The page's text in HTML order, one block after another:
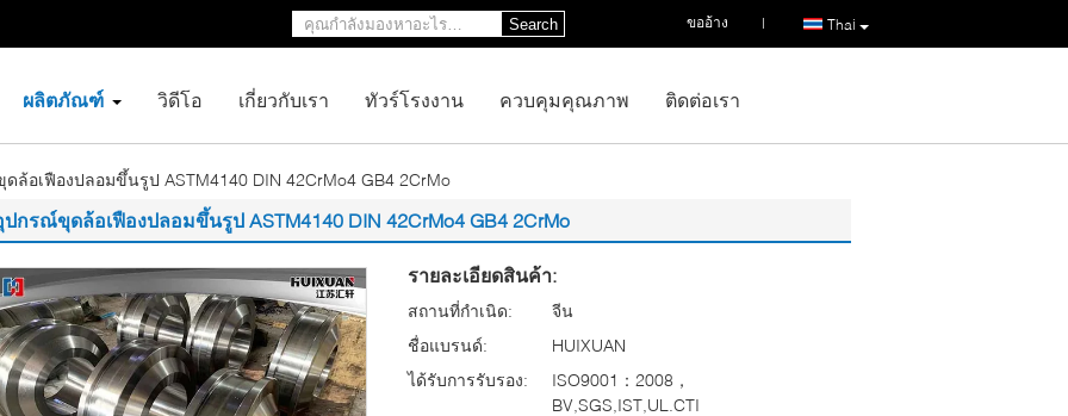
Thai
ขออ้าง |
Search
ผลิตภัณฑ์ วิดีโอ เกี่ยวกับเรา ทัวร์โรงงาน ควบคุมคุณภาพ ติดต่อเรา
ล้อเฟืองปลอมขึ้นรูป ASTM4140 DIN 42CrMo4 GB4 2CrMo
ปกรณ์ขุดล้อเฟืองปลอมขึ้นรูป ASTM4140 DIN 42CrMo4 GB4 2CrMo
รายละเอียดสินค้า:
สถานที่กำเนิด:
จีน
ชื่อแบรนด์:
HUIXUAN
ได้รับการรับรอง:
ISO9001：2008，
BV,SGS,IST,UL.CTI